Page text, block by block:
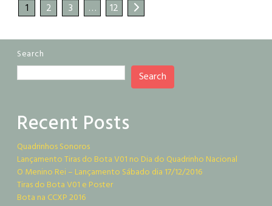
1 2 3 … 12
Search
Search
Recent Posts
Quadrinhos Sonoros
Lançamento Tiras do Bota V01 no Dia do Quadrinho Nacional
O Menino Rei – Lançamento Sábado dia 17/12/2016
Tiras do Bota V01 e Poster
Bota na CCXP 2016